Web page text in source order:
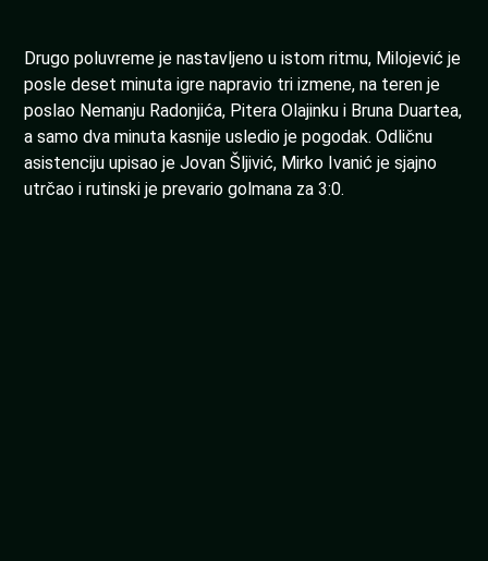
Drugo poluvreme je nastavljeno u istom ritmu, Milojević je
posle deset minuta igre napravio tri izmene, na teren je
poslao Nemanju Radonjića, Pitera Olajinku i Bruna Duartea,
a samo dva minuta kasnije usledio je pogodak. Odličnu
asistenciju upisao je Jovan Šljivić, Mirko Ivanić je sjajno
utrčao i rutinski je prevario golmana za 3:0.